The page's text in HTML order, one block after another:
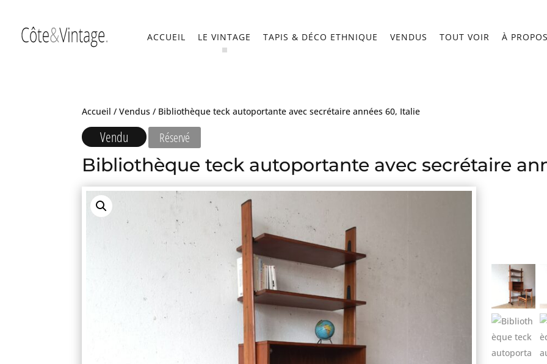
ACCUEIL LE VINTAGE TAPIS & DÉCO ETHNIQUE VENDUS TOUT VOIR À
Accueil /Vendus / Bibliothèque teck autoportante avec secrétaire années 60, Italie
Vendu Réservé
Bibliothèque teck autoportante avec secrétaire